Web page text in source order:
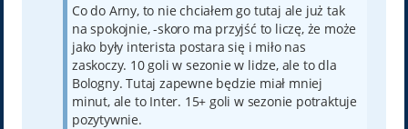
Co do Arny, to nie chciałem go tutaj ale już tak
na spokojnie, -skoro ma przyjść to liczę, że może
jako były interista postara się i miło nas
zaskoczy. 10 goli w sezonie w lidze, ale to dla
Bologny. Tutaj zapewne będzie miał mniej
minut, ale to Inter. 15+ goli w sezonie potraktuje
pozytywnie.